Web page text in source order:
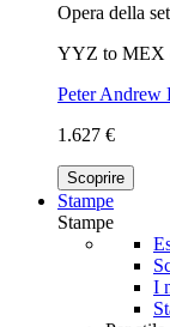
Opera della
YYZ to MEX
Peter Andrew
1.627 €
Scoprire
Stampe
Stampe
I